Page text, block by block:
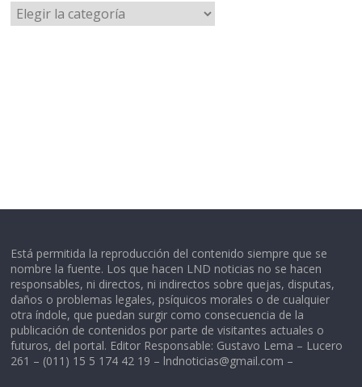
Categorías
Está permitida la reproducción del contenido siempre que se
nombre la fuente. Los que hacen LND noticias no se hacen
responsables, ni directos, ni indirectos sobre quejas, disputas,
daños o problemas legales, psíquicos morales o de cualquier
otra índole, que puedan surgir como consecuencia de la
publicación de contenidos por parte de visitantes actuales o
futuros, del portal. Editor Responsable: Gustavo Lema – Lucero
261 – (011) 15 5 174 42 19 – lndnoticias@gmail.com –